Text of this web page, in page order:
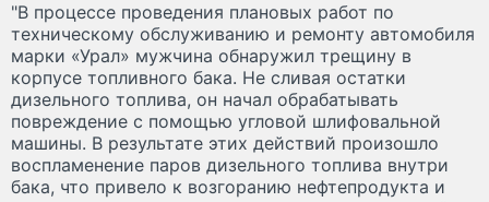
"В процессе проведения плановых работ по
техническому обслуживанию и ремонту автомобиля
марки «Урал» мужчина обнаружил трещину в
корпусе топливного бака. Не сливая остатки
дизельного топлива, он начал обрабатывать
повреждение с помощью угловой шлифовальной
машины. В результате этих действий произошло
воспламенение паров дизельного топлива внутри
бака, что привело к возгоранию нефтепродукта и